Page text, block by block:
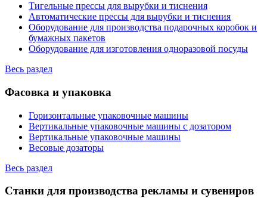
Тигельные прессы для вырубки и тиснения
Автоматические прессы для вырубки и тиснения
Оборудование для производства подарочных коробок и
бумажных пакетов
Оборудование для изготовления одноразовой посуды
Весь раздел
Фасовка и упаковка
Горизонтальные упаковочные машины
Вертикальные упаковочные машины с дозатором
Вертикальные упаковочные машины
Весовые дозаторы
Весь раздел
Станки для производства рекламы и сувениров